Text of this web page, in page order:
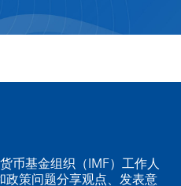
币基金组织（IMF）工作人
策问题分享观点、发表意